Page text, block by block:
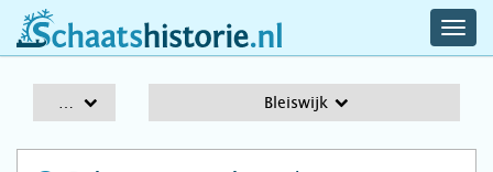
schaatshistorie.nl
Bleiswijk